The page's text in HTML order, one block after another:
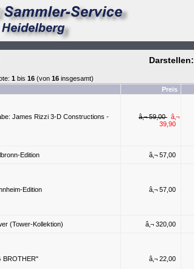
Darstellen:
1 bis 16 (von 16 insgesamt)
Preis
James Rizzi 3-D Constructions -
â‚¬ 59,00 â‚¬
39,90
Edition â‚¬ 57,00
Edition â‚¬ 57,00
(Tower-Kollektion) â‚¬ 320,00
BROTHER" â‚¬ 22,00